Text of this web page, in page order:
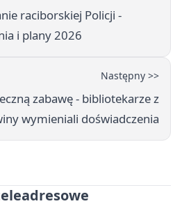
raciborskiej Policji -
i plany 2026
Następny >>
zabawę - bibliotekarze z
wymieniali doświadczenia